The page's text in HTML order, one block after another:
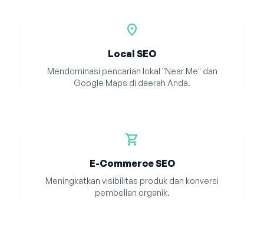
location_on
Local SEO
Mendominasi pencarian lokal "Near Me" dan
Google Maps di daerah Anda.
shopping_cart
E-Commerce SEO
Meningkatkan visibilitas produk dan konversi
pembelian organik.